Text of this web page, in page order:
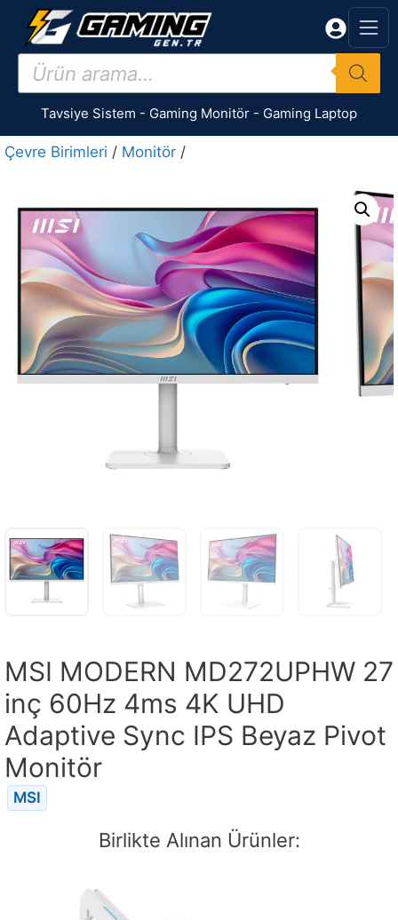
İçeriğe
Products
search
Tavsiye Sistem - Gaming Monitör - Gaming Laptop
Çevre Birimleri / Monitör /
MSI MODERN MD272UPHW 27
inç 60Hz 4ms 4K UHD
Adaptive Sync IPS Beyaz Pivot
Monitör
MSI
Birlikte Alınan Ürünler: